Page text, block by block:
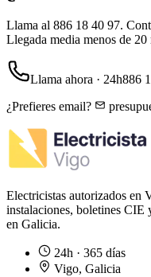
Llama al 886 18 40 97.
Llegada media menos de
Llama ahora · 24h886
¿Prefieres email?
Electricistas autorizados en
instalaciones, boletines CIE
en Galicia.
24h · 365 días
Vigo, Galicia